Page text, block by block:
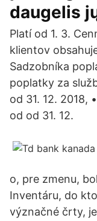
daugelis
Platí od 1. 3.
klientov
Sadzobníka
poplatky za
od 31. 12. 2018,
od od 31. 12.
o, pre zmenu,
Inventáru, do
význačné črty,